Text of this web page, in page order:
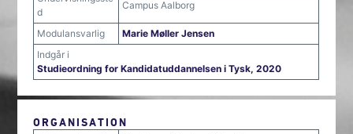
d
Campus Aalborg
Modulansvarlig
Marie Møller Jensen
Indgår i
Studieordning for Kandidatuddannelsen i Tysk, 2020
ORGANISATION